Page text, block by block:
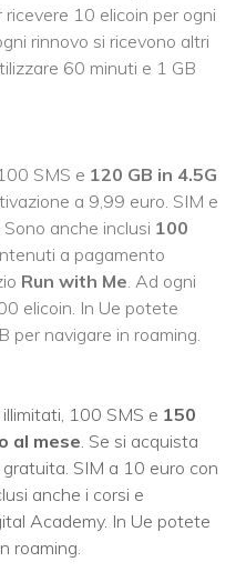
ricevere 10 elicoin per ogni
rinnovo si ricevono altri
60 minuti e 1 GB
SMS e 120 GB in 4.5G
a 9,99 euro. SIM e
anche inclusi 100
a pagamento
Run with Me . Ad ogni
elicoin. In Ue potete
per navigare in roaming.
100 SMS e 150
al mese . Se si acquista
gratuita. SIM a 10 euro con
anche i corsi e
Academy. In Ue potete
roaming.